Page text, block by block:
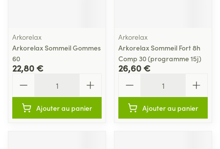
Arkorelax
Arkorelax Sommeil Gommes
60
22,80 €
Ajouter au panier
Arkorelax
Arkorelax Sommeil Fort 8h
Comp 30 (programme 15j)
26,60 €
Ajouter au panier